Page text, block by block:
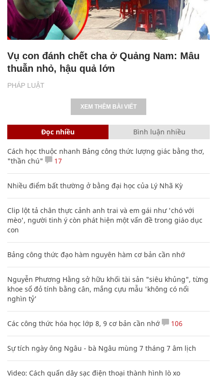
PHÁP LUẬT
Vụ con đánh chết cha ở Quảng Nam: Mâu
thuẫn nhỏ, hậu quả lớn
XEM THÊM BÀI VIẾT
Đọc nhiều Bình luận nhiều
Cách học thuộc nhanh Bảng công thức lượng giác bằng thơ,
"thần chú"
17
Nhiều điểm bất thường ở bằng đại học của Lý Nhã Kỳ
Clip lột tả chân thực cảnh anh trai và em gái như 'chó với
mèo', người tinh ý còn phát hiện một vấn đề trong giáo dục
con
Bảng công thức đạo hàm nguyên hàm cơ bản cần nhớ
Nguyễn Phương Hằng sở hữu khối tài sản "siêu khủng", từng
khoe sổ đỏ tính bằng cân, mắng cựu mẫu 'không có nổi
nghìn tỷ'
Các công thức hóa học lớp 8, 9 cơ bản cần nhớ 106
Sự tích ngày ông Ngâu - bà Ngâu mùng 7 tháng 7 âm lịch
Video: Cách quấn dây sạc điện thoại thành hình lò xo